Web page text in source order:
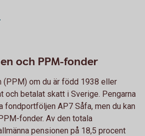
och PPM-fonder
(PPM) om du är född 1938 eller
och betalat skatt i Sverige. Pengarna
fondportföljen AP7 Såfa, men du kan
fonder. Av den totala
pensionen på 18,5 procent